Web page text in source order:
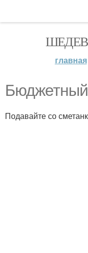
главная
Подавайте со